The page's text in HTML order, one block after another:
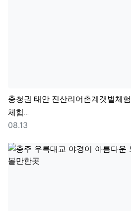
충청권 태안 진산리어촌계갯벌체
체험…
등록일
08.13